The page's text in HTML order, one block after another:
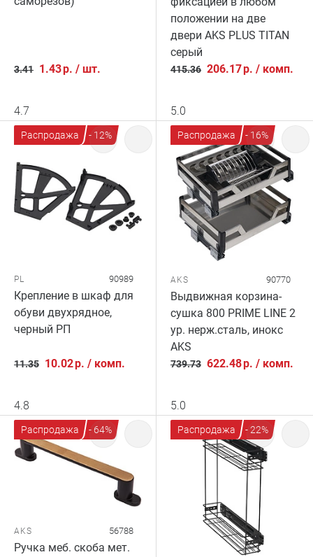
3.41 1.43р. / шт.
4.7
положении на две
двери AKS PLUS TITAN
серый
415.36 206.17р. / комп.
5.0
Распродажа - 12%
PL 90989
Крепление в шкаф для
обуви двухрядное,
черный РП
11.35 10.02р. / комп.
4.8
Распродажа - 16%
AKS 90770
Выдвижная корзина-
сушка 800 PRIME LINE 2
ур. нерж.сталь, инокс
AKS
739.73 622.48р. / комп.
5.0
Распродажа - 64%
AKS 56788
Ручка меб. скоба мет.
Распродажа - 22%